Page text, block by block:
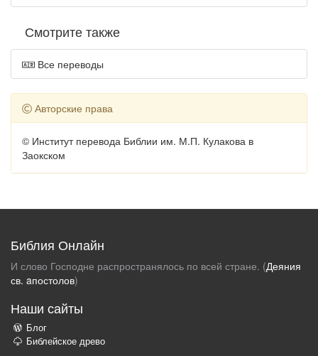
Смотрите также
Все переводы
Авторские права
© Институт перевода Библии им. М.П. Кулакова в
Заокском
Библия Онлайн
И слово Господне распространялось по всей стране. (Деяния
св. aпостолов)
Наши сайты
Блог
Библейское древо